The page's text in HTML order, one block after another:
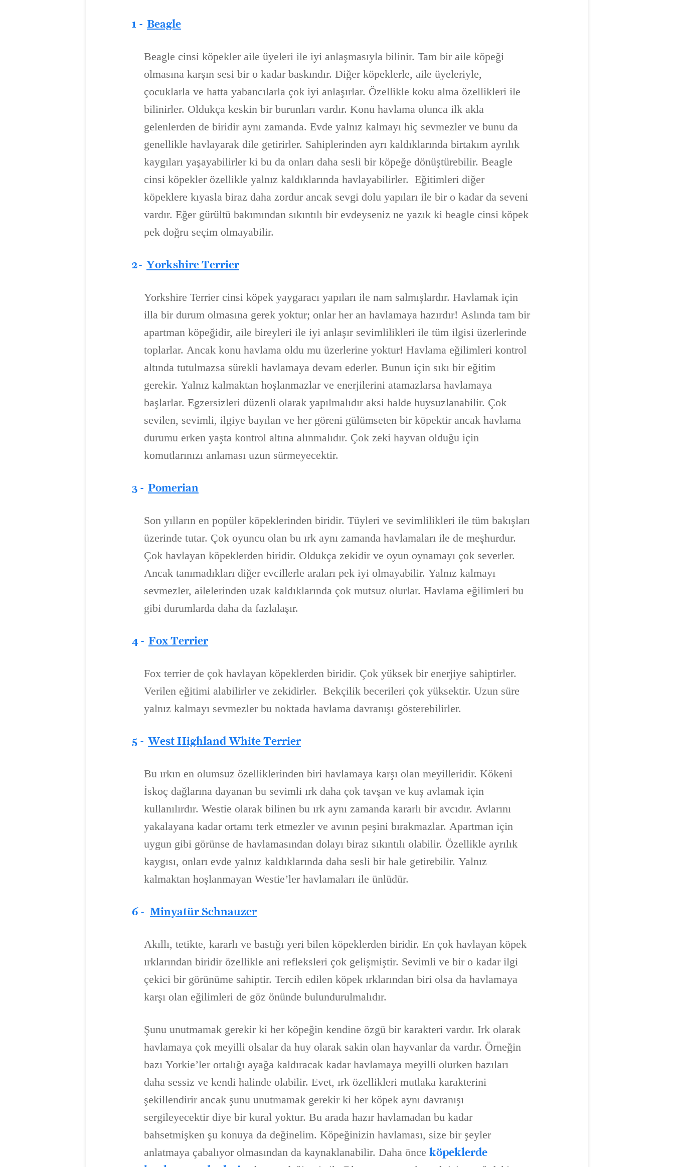
1 - Beagle
Beagle cinsi köpekler aile üyeleri ile iyi anlaşmasıyla bilinir. Tam bir aile köpeği
olmasına karşın sesi bir o kadar baskındır. Diğer köpeklerle, aile üyeleriyle,
çocuklarla ve hatta yabancılarla çok iyi anlaşırlar. Özellikle koku alma özellikleri ile
bilinirler. Oldukça keskin bir burunları vardır. Konu havlama olunca ilk akla
gelenlerden de biridir aynı zamanda. Evde yalnız kalmayı hiç sevmezler ve bunu da
genellikle havlayarak dile getirirler. Sahiplerinden ayrı kaldıklarında birtakım ayrılık
kaygıları yaşayabilirler ki bu da onları daha sesli bir köpeğe dönüştürebilir. Beagle
cinsi köpekler özellikle yalnız kaldıklarında havlayabilirler. Eğitimleri diğer
köpeklere kıyasla biraz daha zordur ancak sevgi dolu yapıları ile bir o kadar da seveni
vardır. Eğer gürültü bakımından sıkıntılı bir evdeyseniz ne yazık ki beagle cinsi köpek
pek doğru seçim olmayabilir.
2 - Yorkshire Terrier
Yorkshire Terrier cinsi köpek yaygaracı yapıları ile nam salmışlardır. Havlamak için
illa bir durum olmasına gerek yoktur; onlar her an havlamaya hazırdır! Aslında tam bir
apartman köpeğidir, aile bireyleri ile iyi anlaşır sevimlilikleri ile tüm ilgisi üzerlerinde
toplarlar. Ancak konu havlama oldu mu üzerlerine yoktur! Havlama eğilimleri kontrol
altında tutulmazsa sürekli havlamaya devam ederler. Bunun için sıkı bir eğitim
gerekir. Yalnız kalmaktan hoşlanmazlar ve enerjilerini atamazlarsa havlamaya
başlarlar. Egzersizleri düzenli olarak yapılmalıdır aksi halde huysuzlanabilir. Çok
sevilen, sevimli, ilgiye bayılan ve her göreni gülümseten bir köpektir ancak havlama
durumu erken yaşta kontrol altına alınmalıdır. Çok zeki hayvan olduğu için
komutlarınızı anlaması uzun sürmeyecektir.
3 - Pomerian
Son yılların en popüler köpeklerinden biridir. Tüyleri ve sevimlilikleri ile tüm bakışları
üzerinde tutar. Çok oyuncu olan bu ırk aynı zamanda havlamaları ile de meşhurdur.
Çok havlayan köpeklerden biridir. Oldukça zekidir ve oyun oynamayı çok severler.
Ancak tanımadıkları diğer evcillerle araları pek iyi olmayabilir. Yalnız kalmayı
sevmezler, ailelerinden uzak kaldıklarında çok mutsuz olurlar. Havlama eğilimleri bu
gibi durumlarda daha da fazlalaşır.
4 - Fox Terrier
Fox terrier de çok havlayan köpeklerden biridir. Çok yüksek bir enerjiye sahiptirler.
Verilen eğitimi alabilirler ve zekidirler. Bekçilik becerileri çok yüksektir. Uzun süre
yalnız kalmayı sevmezler bu noktada havlama davranışı gösterebilirler.
5 - West Highland White Terrier
Bu ırkın en olumsuz özelliklerinden biri havlamaya karşı olan meyilleridir. Kökeni
İskoç dağlarına dayanan bu sevimli ırk daha çok tavşan ve kuş avlamak için
kullanılırdır. Westie olarak bilinen bu ırk aynı zamanda kararlı bir avcıdır. Avlarını
yakalayana kadar ortamı terk etmezler ve avının peşini bırakmazlar. Apartman için
uygun gibi görünse de havlamasından dolayı biraz sıkıntılı olabilir. Özellikle ayrılık
kaygısı, onları evde yalnız kaldıklarında daha sesli bir hale getirebilir. Yalnız
kalmaktan hoşlanmayan Westie’ler havlamaları ile ünlüdür.
6 - Minyatür Schnauzer
Akıllı, tetikte, kararlı ve bastığı yeri bilen köpeklerden biridir. En çok havlayan köpek
ırklarından biridir özellikle ani refleksleri çok gelişmiştir. Sevimli ve bir o kadar ilgi
çekici bir görünüme sahiptir. Tercih edilen köpek ırklarından biri olsa da havlamaya
karşı olan eğilimleri de göz önünde bulundurulmalıdır.
Şunu unutmamak gerekir ki her köpeğin kendine özgü bir karakteri vardır. Irk olarak
havlamaya çok meyilli olsalar da huy olarak sakin olan hayvanlar da vardır. Örneğin
bazı Yorkie’ler ortalığı ayağa kaldıracak kadar havlamaya meyilli olurken bazıları
daha sessiz ve kendi halinde olabilir. Evet, ırk özellikleri mutlaka karakterini
şekillendirir ancak şunu unutmamak gerekir ki her köpek aynı davranışı
sergileyecektir diye bir kural yoktur. Bu arada hazır havlamadan bu kadar
bahsetmişken şu konuya da değinelim. Köpeğinizin havlaması, size bir şeyler
anlatmaya çabalıyor olmasından da kaynaklanabilir. Daha önce köpeklerde